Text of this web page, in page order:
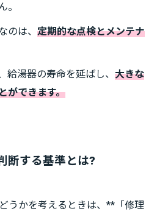
。
のは、 定期的な点検とメンテナ
給湯器の寿命を延ばし、 大きな
ができます。
断する基準とは?
うかを考えるときは、**「修理